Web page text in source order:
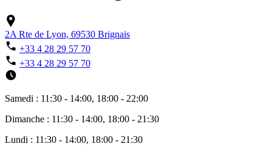
2A Rte de Lyon, 69530 Brignais
+33 4 28 29 57 70
+33 4 28 29 57 70
Samedi : 11:30 - 14:00, 18:00 - 22:00
Dimanche : 11:30 - 14:00, 18:00 - 21:30
Lundi : 11:30 - 14:00, 18:00 - 21:30